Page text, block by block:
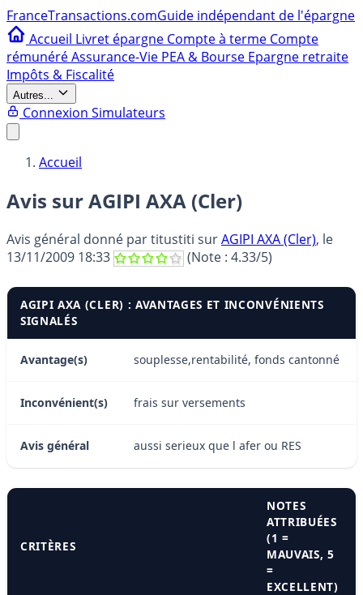
FranceTransactions.comGuide indépendant de l'épargne
Accueil Livret épargne Compte à terme Compte
rémunéréAssurance-Vie PEA & Bourse Epargne retraite
Impôts & Fiscalité
Autres...
Connexion Simulateurs
Accueil
Avis sur AGIPI AXA (Cler)
Avis général donné partitustiti surAGIPI AXA (Cler), le
13/11/2009 18:33
(Note : 4.33/5)
AGIPI AXA (CLER) : AVANTAGES ET INCONVÉNIENTS
SIGNALÉS
Avantage(s) souplesse,rentabilité, fonds cantonné
Inconvénient(s) frais sur versements
Avis général aussi serieux que l afer ou RES
CRITÈRES
NOTES
ATTRIBUÉES
(1 =
MAUVAIS, 5
=
EXCELLENT)